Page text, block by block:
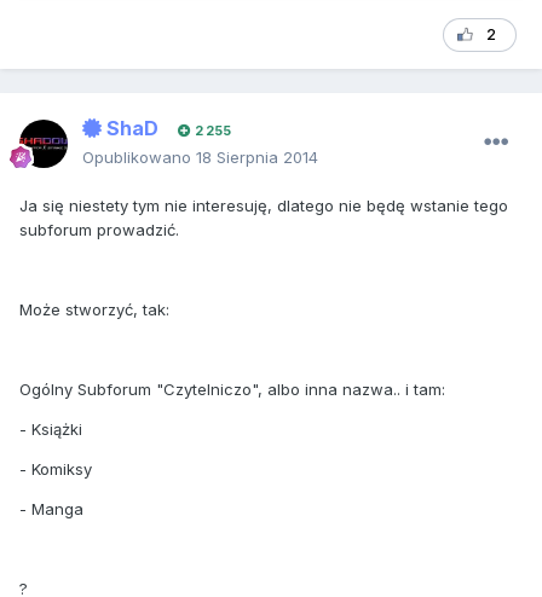
2
ShaD 2 255
Opublikowano 18 Sierpnia 2014
Ja się niestety tym nie interesuję, dlatego nie będę wstanie tego
subforum prowadzić.
Może stworzyć, tak:
Ogólny Subforum "Czytelniczo", albo inna nazwa.. i tam:
- Książki
- Komiksy
- Manga
?